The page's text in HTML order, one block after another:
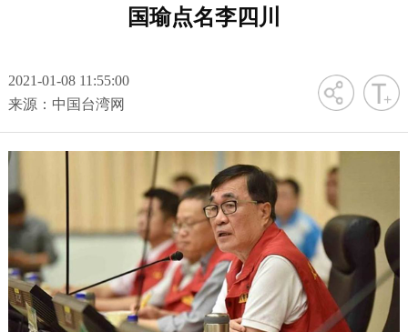
国瑜点名李四川
2021-01-08 11:55:00
来源：中国台湾网
字号